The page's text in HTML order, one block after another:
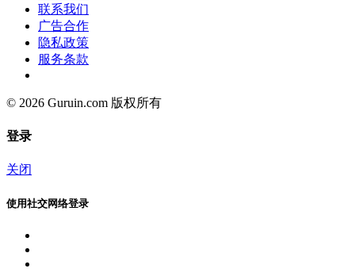
联系我们
广告合作
隐私政策
服务条款
© 2026 Guruin.com 版权所有
登录
关闭
使用社交网络登录